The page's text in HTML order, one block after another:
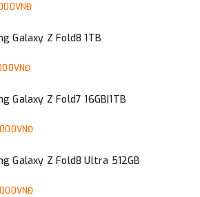
Galaxy Z Fold8 1TB
Galaxy Z Fold7 16GB|1TB
Galaxy Z Fold8 Ultra 512GB